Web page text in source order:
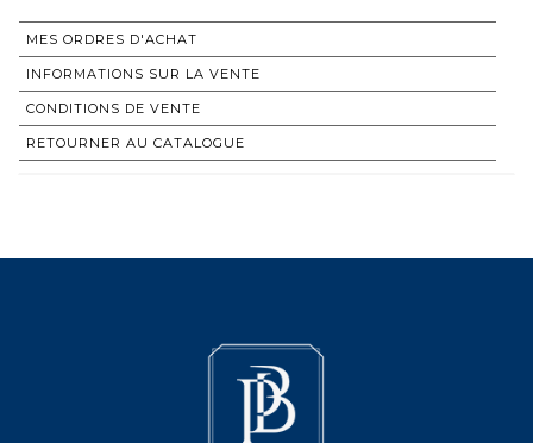
MES ORDRES D'ACHAT
INFORMATIONS SUR LA VENTE
CONDITIONS DE VENTE
RETOURNER AU CATALOGUE